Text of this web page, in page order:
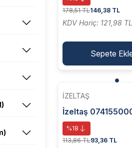
Plastik Saplı
178,51 TL146,38 TL
KDV Hariç: 121,98 TL
Sepete
İZELTAŞ
İzeltaş
Tel Fırça Ağaç
%18
113,86 TL93,36 TL